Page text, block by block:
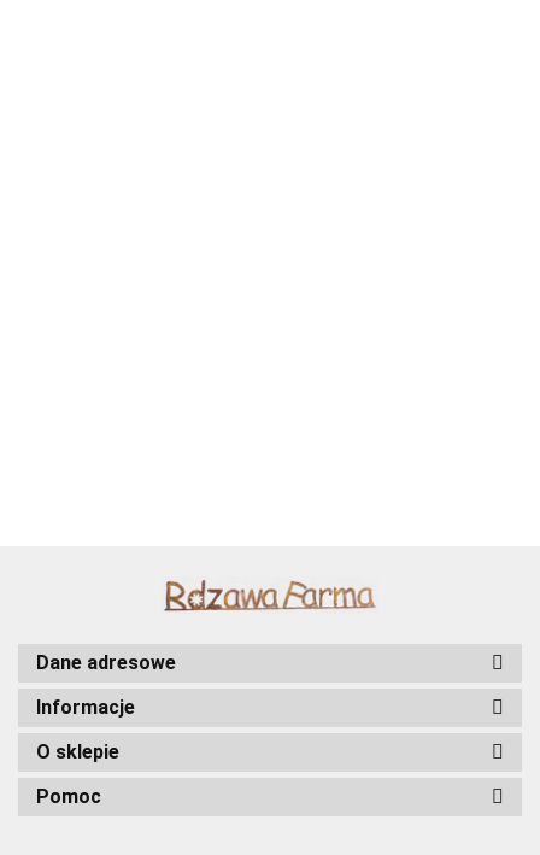
Dane adresowe
Informacje
O sklepie
Pomoc